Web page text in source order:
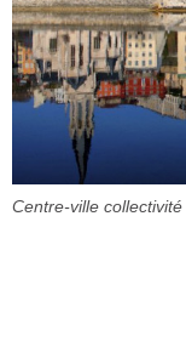
Centre-ville collectivité